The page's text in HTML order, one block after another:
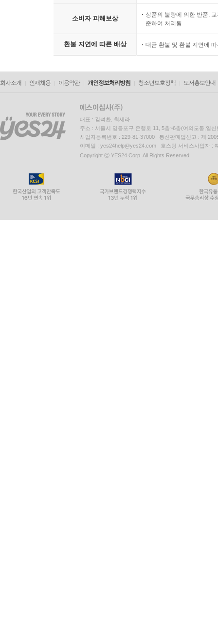
소비자 피해보상
상품의 불량에 의한 반품,
준하여 처리됨
환불 지연에 따른 배상 대금 환불 및 환불 지연에
회사소개 인재채용 이용약관 개인정보처리방침 청소년보호정책 도서홍보안내
대표 : 김석환, 최세라
주소 : 서울시 영등포구 은행로 11, 5층~6층(여의도동,일신
사업자등록번호 : 229-81-37000 통신판매업신고 : 제
이메일 : yes24help@yes24.com 호스팅 서비스사업자 :
Copyright ⓒ YES24 Corp. All Rights Reserved.